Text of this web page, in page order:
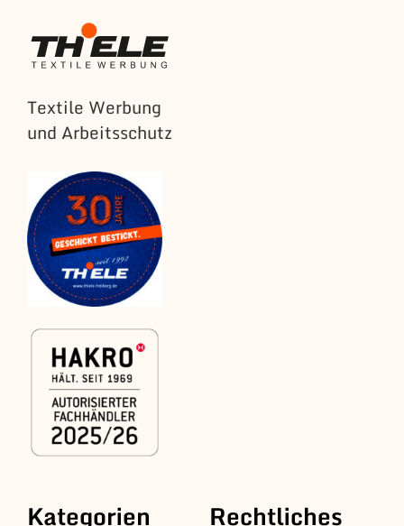
Textile Werbung
und Arbeitsschutz
Kategorien Rechtliches